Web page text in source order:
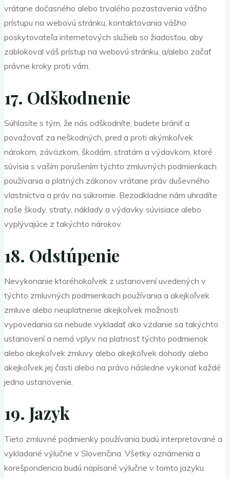
vrátane dočasného alebo trvalého pozastavenia vášho
prístupu na webovú stránku, kontaktovania vášho
poskytovateľa internetových služieb so žiadosťou, aby
zablokoval váš prístup na webovú stránku, a/alebo začať
právne kroky proti vám.
17. Odškodnenie
Súhlasíte s tým, že nás odškodníte, budete brániť a
považovať za neškodných, pred a proti akýmkoľvek
nárokom, záväzkom, škodám, stratám a výdavkom, ktoré
súvisia s vaším porušením týchto zmluvných podmienkach
používania a platných zákonov vrátane práv duševného
vlastníctva a práv na súkromie. Bezodkladne nám uhradíte
naše škody, straty, náklady a výdavky súvisiace alebo
vyplývajúce z takýchto nárokov.
18. Odstúpenie
Nevykonanie ktoréhokoľvek z ustanovení uvedených v
týchto zmluvných podmienkach používania a akejkoľvek
zmluve alebo neuplatnenie akejkoľvek možnosti
vypovedania sa nebude vykladať ako vzdanie sa takýchto
ustanovení a nemá vplyv na platnosť týchto podmienok
alebo akejkoľvek zmluvy alebo akejkoľvek dohody alebo
akejkoľvek jej časti alebo na právo následne vykonať každé
jedno ustanovenie.
19. Jazyk
Tieto zmluvné podmienky používania budú interpretované a
vykladané výlučne v Slovenčina. Všetky oznámenia a
korešpondencia budú napísané výlučne v tomto jazyku.